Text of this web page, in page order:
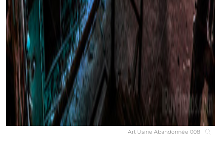
Art Usine Abandonnée 008